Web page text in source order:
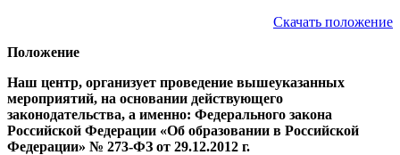
Скачать положение
Положение
Наш центр, организует проведение вышеуказанных
мероприятий, на основании действующего
законодательства, а именно: Федерального закона
Российской Федерации «Об образовании в Российской
Федерации» № 273-ФЗ от 29.12.2012 г.